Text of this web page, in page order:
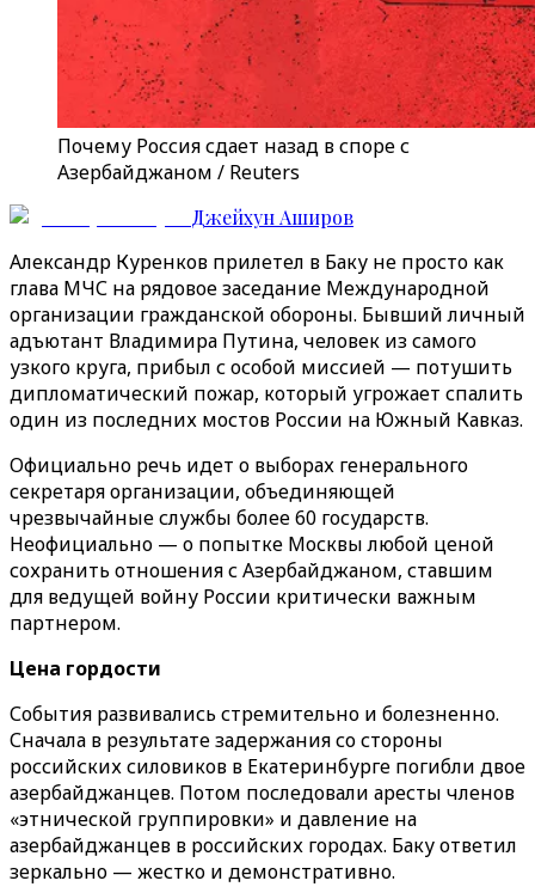
Почему Россия сдает назад в споре с
Азербайджаном / Reuters
Джейхун Аширов
Александр Куренков прилетел в Баку не просто как
глава МЧС на рядовое заседание Международной
организации гражданской обороны. Бывший личный
адъютант Владимира Путина, человек из самого
узкого круга, прибыл с особой миссией — потушить
дипломатический пожар, который угрожает спалить
один из последних мостов России на Южный Кавказ.
Официально речь идет о выборах генерального
секретаря организации, объединяющей
чрезвычайные службы более 60 государств.
Неофициально — о попытке Москвы любой ценой
сохранить отношения с Азербайджаном, ставшим
для ведущей войну России критически важным
партнером.
Цена гордости
События развивались стремительно и болезненно.
Сначала в результате задержания со стороны
российских силовиков в Екатеринбурге погибли двое
азербайджанцев. Потом последовали аресты членов
«этнической группировки» и давление на
азербайджанцев в российских городах. Баку ответил
зеркально — жестко и демонстративно.